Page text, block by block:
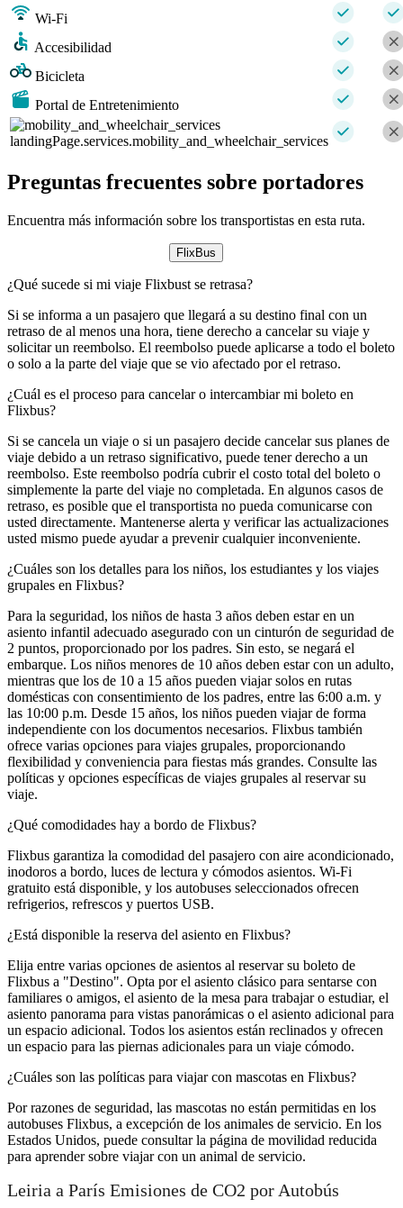
Wi-Fi
Accesibilidad
Bicicleta
Portal de Entretenimiento
landingPage.services.mobility_and_wheelchair_services
Preguntas frecuentes sobre portadores
Encuentra más información sobre los transportistas en esta ruta.
FlixBus
¿Qué sucede si mi viaje Flixbust se retrasa?
Si se informa a un pasajero que llegará a su destino final con un
retraso de al menos una hora, tiene derecho a cancelar su viaje y
solicitar un reembolso. El reembolso puede aplicarse a todo el boleto
o solo a la parte del viaje que se vio afectado por el retraso.
¿Cuál es el proceso para cancelar o intercambiar mi boleto en
Flixbus?
Si se cancela un viaje o si un pasajero decide cancelar sus planes de
viaje debido a un retraso significativo, puede tener derecho a un
reembolso. Este reembolso podría cubrir el costo total del boleto o
simplemente la parte del viaje no completada. En algunos casos de
retraso, es posible que el transportista no pueda comunicarse con
usted directamente. Mantenerse alerta y verificar las actualizaciones
usted mismo puede ayudar a prevenir cualquier inconveniente.
¿Cuáles son los detalles para los niños, los estudiantes y los viajes
grupales en Flixbus?
Para la seguridad, los niños de hasta 3 años deben estar en un
asiento infantil adecuado asegurado con un cinturón de seguridad de
2 puntos, proporcionado por los padres. Sin esto, se negará el
embarque. Los niños menores de 10 años deben estar con un adulto,
mientras que los de 10 a 15 años pueden viajar solos en rutas
domésticas con consentimiento de los padres, entre las 6:00 a.m. y
las 10:00 p.m. Desde 15 años, los niños pueden viajar de forma
independiente con los documentos necesarios. Flixbus también
ofrece varias opciones para viajes grupales, proporcionando
flexibilidad y conveniencia para fiestas más grandes. Consulte las
políticas y opciones específicas de viajes grupales al reservar su
viaje.
¿Qué comodidades hay a bordo de Flixbus?
Flixbus garantiza la comodidad del pasajero con aire acondicionado,
inodoros a bordo, luces de lectura y cómodos asientos. Wi-Fi
gratuito está disponible, y los autobuses seleccionados ofrecen
refrigerios, refrescos y puertos USB.
¿Está disponible la reserva del asiento en Flixbus?
Elija entre varias opciones de asientos al reservar su boleto de
Flixbus a "Destino". Opta por el asiento clásico para sentarse con
familiares o amigos, el asiento de la mesa para trabajar o estudiar, el
asiento panorama para vistas panorámicas o el asiento adicional para
un espacio adicional. Todos los asientos están reclinados y ofrecen
un espacio para las piernas adicionales para un viaje cómodo.
¿Cuáles son las políticas para viajar con mascotas en Flixbus?
Por razones de seguridad, las mascotas no están permitidas en los
autobuses Flixbus, a excepción de los animales de servicio. En los
Estados Unidos, puede consultar la página de movilidad reducida
para aprender sobre viajar con un animal de servicio.
Leiria a París Emisiones de CO2 por Autobús